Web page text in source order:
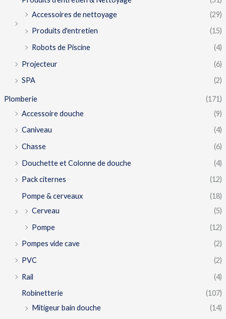
Accessoires de nettoyage
(29)
Produits d'entretien
(15)
Robots de Piscine
(4)
Projecteur
(6)
SPA
(2)
Plomberie
(171)
Accessoire douche
(9)
Caniveau
(4)
Chasse
(6)
Douchette et Colonne de douche
(4)
Pack citernes
(12)
Pompe & cerveaux
(18)
Cerveau
(5)
Pompe
(12)
Pompes vide cave
(2)
PVC
(2)
Rail
(4)
Robinetterie
(107)
Mitigeur bain douche
(14)